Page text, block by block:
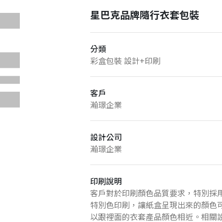
星巴克品牌隨行衣套包裝
分類
彩盒包裝 設計+印刷
客戶
瀚璟企業
設計公司
瀚璟企業
印刷說明
客戶對於印刷顏色品質要求，特別採
特別色印刷，讓紙盒呈現出來的顏色
以跟裡面的衣套產品顏色相近。相關